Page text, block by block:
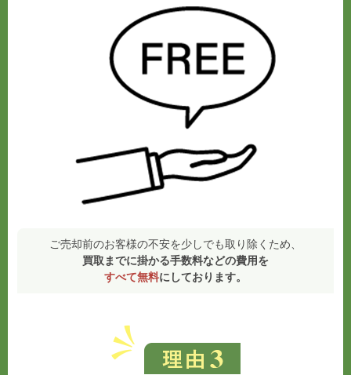
ご売却前のお客様の不安を少しでも取り除くため、
買取までに掛かる手数料などの費用を
すべて無料にしております。